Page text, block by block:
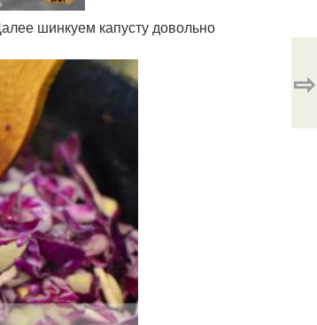
шинкуем капусту довольно
⇨